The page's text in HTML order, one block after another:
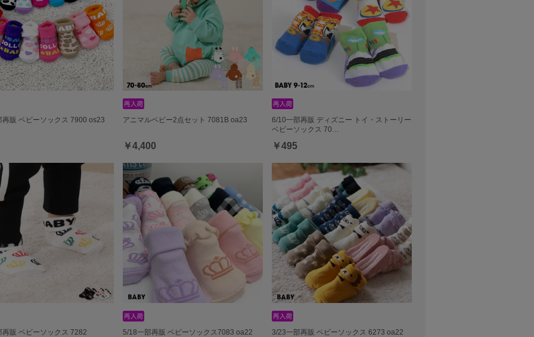
再販 ベビーソックス 7900 os23 アニマルベビー2点セット 7081B oa23
￥4,400
6/10一部再販 ディズニー トイ・ストーリー
ベビーソックス 70…
￥495
再販 ベビーソックス 7282 5/18一部再販 ベビーソックス7083 oa22 3/23一部再販 ベビーソックス 6273 oa22